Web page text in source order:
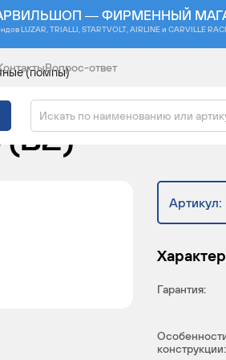
— ФИРМЕННЫЙ
LUZAR, TRIALLI, STARTVOLT, AIRLINE и CARVILLE
Вопрос-ответ
(помпы)
Артикул:
Гарантия:
конструкции: